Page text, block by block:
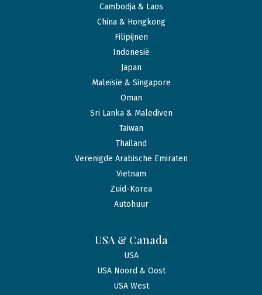
Cambodja & Laos
China & Hongkong
Filipijnen
Indonesië
Japan
Maleisië & Singapore
Oman
Sri Lanka & Malediven
Taiwan
Thailand
Verenigde Arabische Emiraten
Vietnam
Zuid-Korea
Autohuur
USA & Canada
USA
USA Noord & Oost
USA West